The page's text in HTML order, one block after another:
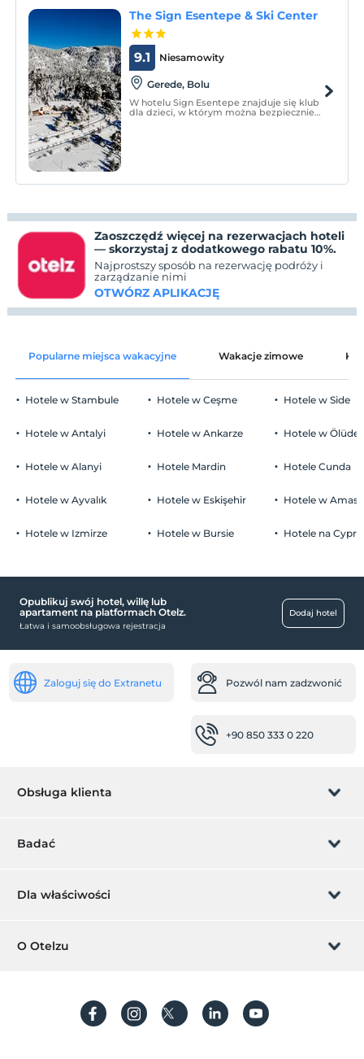
The Sign Esentepe & Ski Center
Niesamowity
9.1
Gerede, Bolu
W hotelu Sign Esentepe znajduje się klub
dla dzieci, w którym można bezpiecznie
Zaoszczędź więcej na rezerwacjach hoteli
— skorzystaj z dodatkowego rabatu 10%.
Najprostszy sposób na rezerwację podróży i
zarządzanie nimi
OTWÓRZ APLIKACJĘ
Popularne miejsca wakacyjne Wakacje zimowe
Hotele w Stambule
Hotele w Antalyi
Hotele w Alanyi
Hotele w Ayvalık
Hotele w Izmirze
Hotele w Ceşme
Hotele w Ankarze
Hotele Mardin
Hotele w Eskişehir
Hotele w Bursie
Hotele w Side
Hotele w
Hotele Cunda
Hotele w
Hotele na
Opublikuj swój hotel, willę lub
apartament na platformach Otelz.
Łatwa i samoobsługowa rejestracja
Dodaj hotel
Zaloguj się do Extranetu Pozwól nam zadzwonić
+90 850 333 0 220
Obsługa klienta
Zarządzanie rezerwacją
Często Zadawane Pytania
Badać
Karta podarunkowa
Utwórz konto
Dla właściwości
Dodaj swój hotel
O Otelzu